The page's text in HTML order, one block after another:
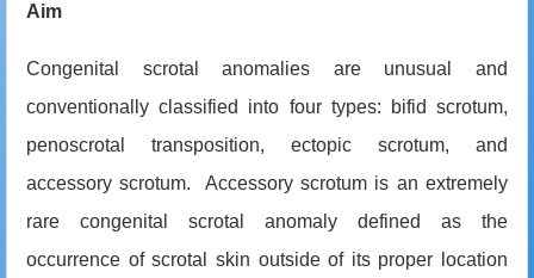
Aim
Congenital scrotal anomalies are unusual and
conventionally classified into four types: bifid scrotum,
penoscrotal transposition, ectopic scrotum, and
accessory scrotum. Accessory scrotum is an extremely
rare congenital scrotal anomaly defined as the
occurrence of scrotal skin outside of its proper location